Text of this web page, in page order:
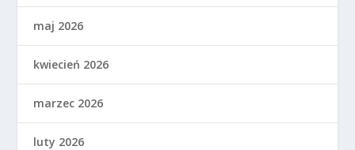
maj 2026
kwiecień 2026
marzec 2026
luty 2026